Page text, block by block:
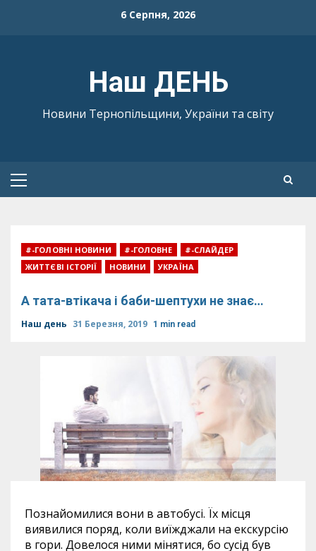
6 Серпня, 2026
Наш ДЕНЬ
Новини Тернопільщини, України та світу
Primary
#-ГОЛОВНІ НОВИНИ #-ГОЛОВНЕ
#-СЛАЙДЕР
ЖИТТЄВІ ІСТОРІЇ
НОВИНИ УКРАЇНА
А тата-втікача і баби-шептухи не знає…
Наш день 31 Березня, 2019 1 min read
Познайомилися вони в автобусі. Їх місця
виявилися поряд, коли виїжджали на екскурсію
в гори. Довелося ними мінятися, бо сусід був